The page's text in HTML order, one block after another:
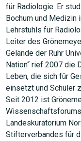
für Radiologie. Er
Bochum und Medizin
Lehrstuhls für
Leiter des
Gelände der Ruhr
Nation“ rief 2007 die
Leben, die sich für
einsetzt und Schüler
Seit 2012 ist
Wissenschaftsforums
Landeskuratorium
Stifterverbandes für